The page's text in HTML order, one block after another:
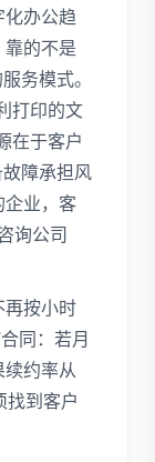
办公趋
的不是
务模式。
打印的文
在于客户
障承担风
企业，客
询公司
再按小时
同：若月
约率从
找到客户